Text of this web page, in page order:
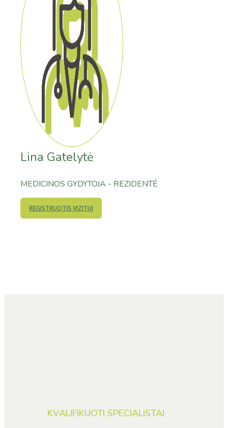
Lina Gatelytė
MEDICINOS GYDYTOJA - REZIDENTĖ
REGISTRUOTIS VIZITUI
KVALIFIKUOTI SPECIALISTAI